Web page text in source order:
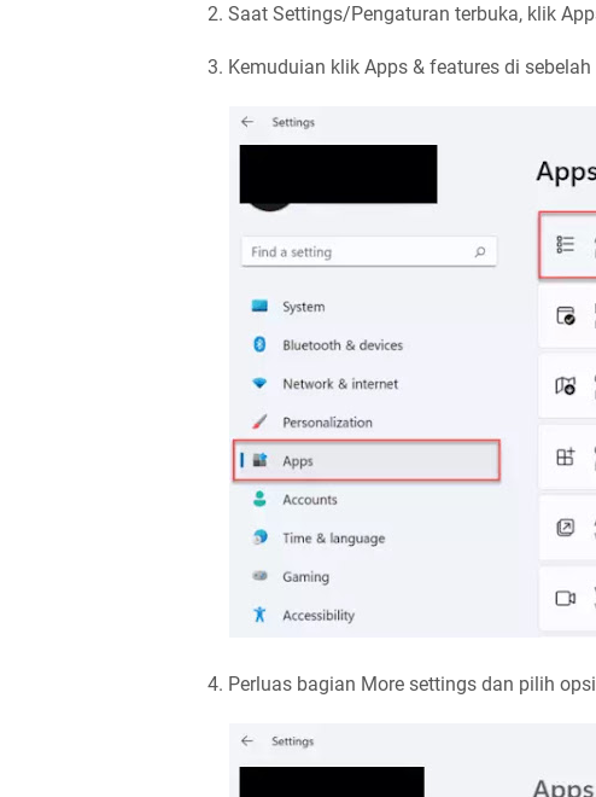
2. Saat Settings/Pengaturan terbuka, klik
3. Kemuduian klik Apps & features di sebelah
4. Perluas bagian More settings dan pilih